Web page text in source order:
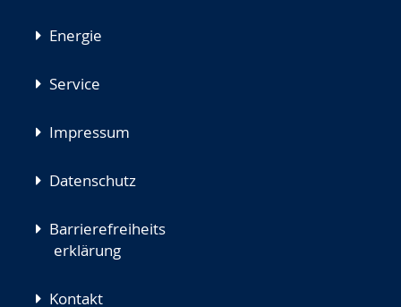
Energie
Service
Impressum
Datenschutz
Barrierefreiheits
erklärung
Kontakt